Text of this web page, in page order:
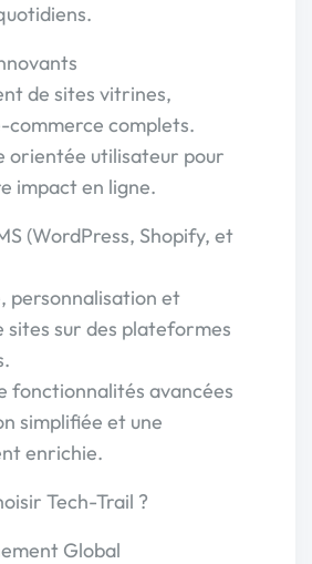
de sites vitrines,
commerce complets.
orientée utilisateur pour
impact en ligne.
(WordPress, Shopify, et
personnalisation et
sites sur des plateformes
fonctionnalités avancées
simplifiée et une
enrichie.
Tech-Trail ?
Global